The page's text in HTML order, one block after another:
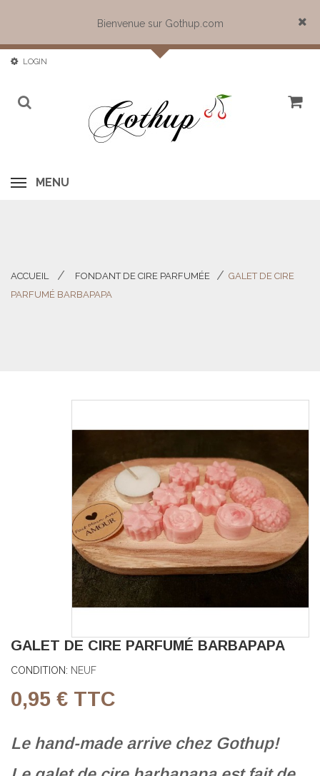
Bienvenue sur Gothup.com
Close
LOGIN
MENU
ACCUEIL
>
FONDANT DE CIRE PARFUMÉE
GALET DE CIRE
PARFUMÉ BARBAPAPA
GALET DE CIRE PARFUMÉ BARBAPAPA
CONDITION: NEUF
0,95 € TTC
Le hand-made arrive chez Gothup!